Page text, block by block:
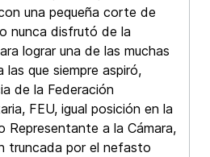
una pequeña corte de
nunca disfrutó de la
lograr una de las muchas
que siempre aspiró,
de la Federación
FEU, igual posición en la
Representante a la Cámara,
truncada por el nefasto